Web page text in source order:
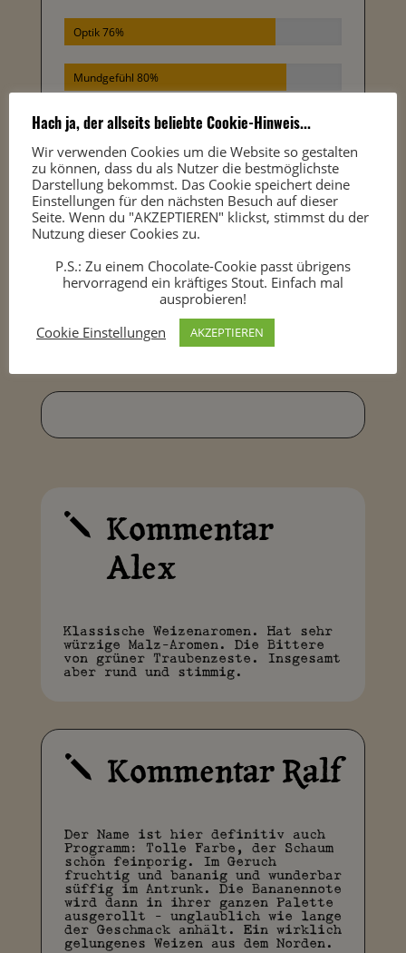
Optik 76%
Mundgefühl 80%
Geschmack 84%
Abgang 82%
Gesamteindruck 84%
j
Kommentar
Alex
Klassische Weizenaromen. Hat sehr
würzige Malz-Aromen. Die Bittere
von grüner Traubenzeste. Insgesamt
aber rund und stimmig.
j Kommentar Ralf
Der Name ist hier definitiv auch
Programm: Tolle Farbe, der Schaum
schön feinporig. Im Geruch
fruchtig und bananig und wunderbar
süffig im Antrunk. Die Bananennote
wird dann in ihrer ganzen Palette
ausgerollt - unglaublich wie lange
der Geschmack anhält. Ein wirklich
gelungenes Weizen aus dem Norden.
Hach ja, der allseits beliebte Cookie-Hinweis...
Wir verwenden Cookies um die Website so gestalten
zu können, dass du als Nutzer die bestmöglichste
Darstellung bekommst. Das Cookie speichert deine
Einstellungen für den nächsten Besuch auf dieser
Seite. Wenn du "AKZEPTIEREN" klickst, stimmst du der
Nutzung dieser Cookies zu.
P.S.: Zu einem Chocolate-Cookie passt übrigens
hervorragend ein kräftiges Stout. Einfach mal
ausprobieren!
Cookie Einstellungen
AKZEPTIEREN